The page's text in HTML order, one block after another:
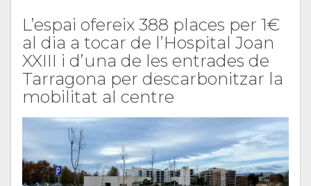
L’espai ofereix 388 places per 1€
al dia a tocar de l’Hospital Joan
XXIII i d’una de les entrades de
Tarragona per descarbonitzar la
mobilitat al centre